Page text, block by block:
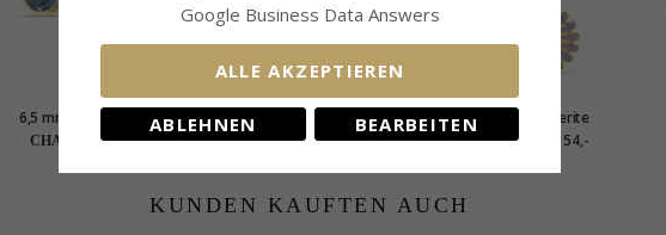
6,5 mm dunkelblauem
Bergkristall Ohrstecker in
- Loom Stones
CHANTI Preis 55,-
Marguerite pink Ohrstecker
in vergoldetem
CHANTI Preis 48,-
11 mm Marguerite
violettem Ohrstecker in
- Matilda
CHANTI Preis 54,-
KUNDEN KAUFTEN AUCH
Google Business Data Answers
ALLE AKZEPTIEREN
ABLEHNEN BEARBEITEN